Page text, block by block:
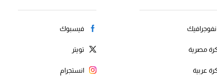
مصرية
عربية
فيسبوك
تويتر
انستجرام